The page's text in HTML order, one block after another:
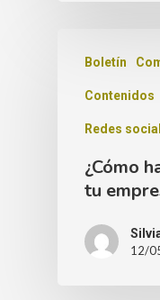
Boletín
Contenidos
Redes
¿Cómo
tu
12/